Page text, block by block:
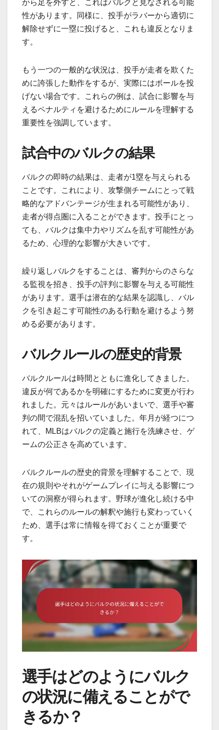
から足を外すと、これはバルクと見なされる可能
性があります。同様に、投手がラバーから適切に
解除せずに一塁に投げると、これも違反となりま
す。
もう一つの一般的な状況は、投手が走者を欺くた
めに誇張した動作をするが、実際にはボールを投
げない場合です。これらの例は、試合に影響を与
えるペナルティを避けるためにルールを理解する
重要性を強調しています。
試合中のバルクの結果
バルクの即時の結果は、走者が1塁を与えられる
ことです。これにより、攻撃側チームにとって戦
略的なアドバンテージが生まれる可能性があり、
走者が得点圏に入ることができます。投手にとっ
ても、バルクは集中力やリズムを乱す可能性があ
るため、心理的な影響が大きいです。
繰り返しバルクをすることは、審判からのさらな
る監視を招き、投手の評判に影響を与える可能性
があります。選手は潜在的な結果を認識し、バル
クを引き起こす可能性のある行動を避けるよう努
める必要があります。
バルクルールの歴史的背景
バルクルールは時間とともに進化してきました。
違反が何であるかを明確にするために変更が行わ
れました。元々はルールがあいまいで、選手や審
判の間で混乱を招いていました。年月が経つにつ
れて、MLBはバルクの定義と施行を洗練させ、ゲ
ームの公正さを高めています。
バルクルールの歴史的背景を理解することで、現
在の規則やそれがゲームプレイに与える影響につ
いての洞察が得られます。野球が進化し続ける中
で、これらのルールの解釈や施行も変わっていく
ため、選手は常に情報を得ておくことが重要で
す。
選手はどのようにバルク
の状況に備えることがで
きるか？